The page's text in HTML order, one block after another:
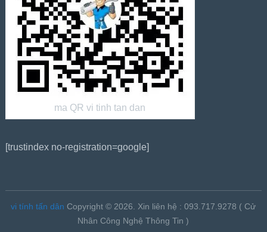
ma QR vi tinh tan dan
[trustindex no-registration=google]
vi tính tấn dân Copyright © 2026.
Xin liên hệ : 093.717.9278 ( Cử
Nhân Công Nghệ Thông Tin )